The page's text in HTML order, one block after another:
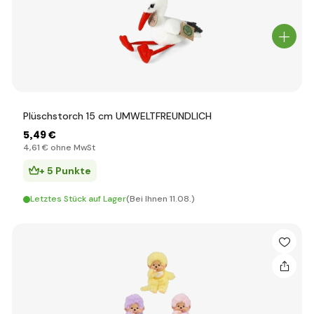
Plüschstorch 15 cm UMWELTFREUNDLICH
5,49 €
4,61 € ohne MwSt
+ 5 Punkte
Letztes Stück auf Lager(Bei Ihnen 11.08.)